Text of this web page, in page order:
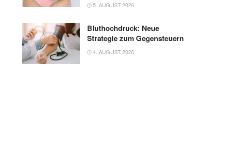
5. AUGUST 2026
Bluthochdruck: Neue
Strategie zum Gegensteuern
4. AUGUST 2026